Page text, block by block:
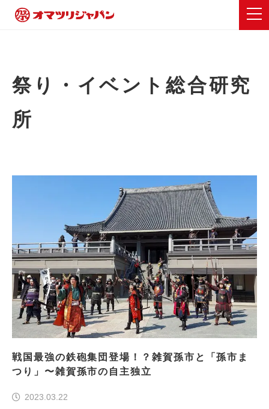
祭り・イベント総合研究
所
戦国最強の鉄砲集団登場！？雑賀孫市と「孫市ま
つり」〜雑賀孫市の自主独立
2023.03.22